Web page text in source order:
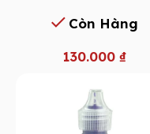
Còn Hàng
130.000 ₫